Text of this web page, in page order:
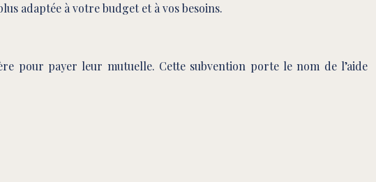
adaptée à votre budget et à vos besoins.
pour payer leur mutuelle. Cette subvention porte le nom de l’aide